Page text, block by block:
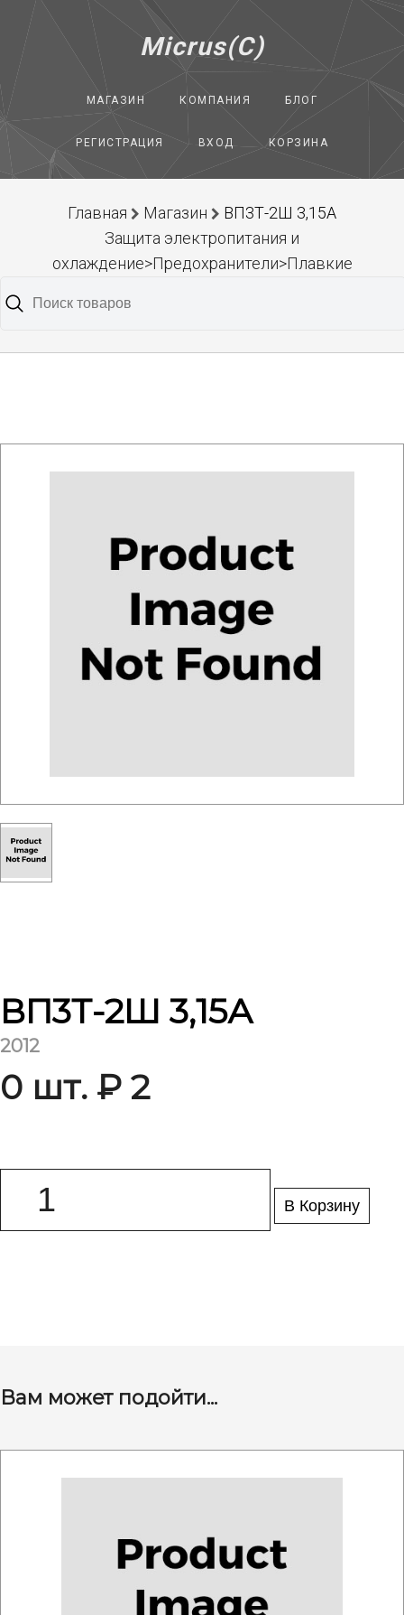
Micrus(C)
МАГАЗИН КОМПАНИЯ БЛОГ
РЕГИСТРАЦИЯ ВХОД КОРЗИНА
Главная Магазин
ВП3Т-2Ш 3,15А
Защита электропитания и
охлаждение>Предохранители>Плавкие
ВП3Т-2Ш 3,15А
2012
0 шт. ₽ 2
В Корзину
Вам может подойти...